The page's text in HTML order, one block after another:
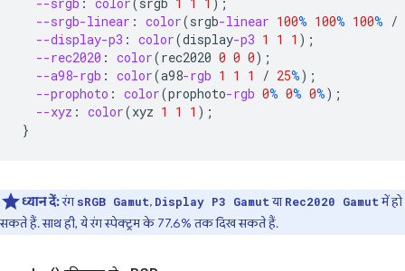
--srgb-linear : color(srgb-linear 100% 100% 100% /
--display-p3 : color(display-p3 1 1 1 );
--rec2020 : color(rec2020 0 0 0);
--a98-rgb : color(a98-rgb 1 1 1 / 25%);
--prophoto : color(prophoto-rgb 0% 0% 0%);
--xyz : color(xyz 1 1 1 );
}
ध्यान दें:रंगsRGB Gamut, Display P3 GamutयाRec2020 Gamutमें हो
सकते हैं. साथ ही, ये रंग स्पेक्ट्रम के 77.6% तक दिख सकते हैं.